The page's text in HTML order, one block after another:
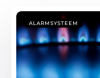
ALARMSYSTEEM